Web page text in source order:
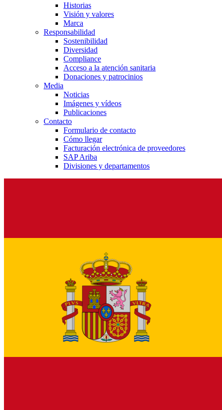
Historias
Visión y valores
Marca
Responsabilidad
Sostenibilidad
Diversidad
Compliance
Acceso a la atención sanitaria
Donaciones y patrocinios
Media
Noticias
Imágenes y vídeos
Publicaciones
Contacto
Formulario de contacto
Cómo llegar
Facturación electrónica de proveedores
SAP Ariba
Divisiones y departamentos